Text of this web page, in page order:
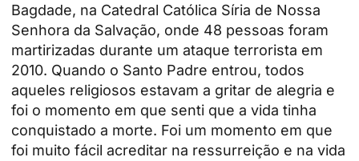
Bagdade, na Catedral Católica Síria de Nossa
Senhora da Salvação, onde 48 pessoas foram
martirizadas durante um ataque terrorista em
2010. Quando o Santo Padre entrou, todos
aqueles religiosos estavam a gritar de alegria e
foi o momento em que senti que a vida tinha
conquistado a morte. Foi um momento em que
foi muito fácil acreditar na ressurreição e na vida